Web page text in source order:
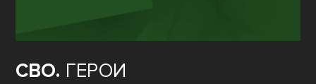
СВО. ГЕРОИ